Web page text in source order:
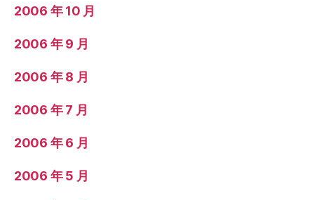
2006 年 10 月
2006 年 9 月
2006 年 8 月
2006 年 7 月
2006 年 6 月
2006 年 5 月